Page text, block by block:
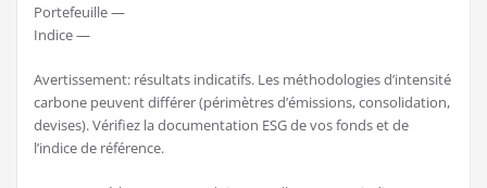
Portefeuille—
Indice—
Avertissement: résultats indicatifs. Les méthodologies d’intensité
carbone peuvent différer (périmètres d’émissions, consolidation,
devises). Vérifiez la documentation ESG de vos fonds et de
l’indice de référence.